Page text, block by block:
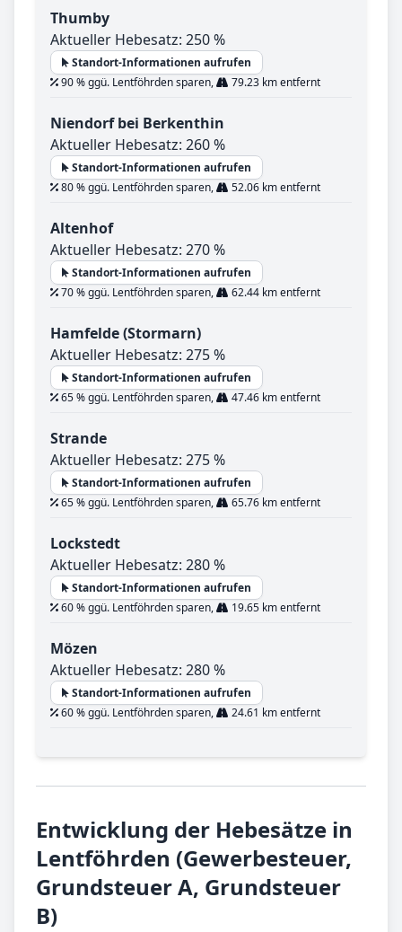
Thumby
Aktueller Hebesatz: 250 %
Standort-Informationen aufrufen
90 % ggü. Lentföhrden sparen,
79.23 km entfernt
Niendorf bei Berkenthin
Aktueller Hebesatz: 260 %
Standort-Informationen aufrufen
80 % ggü. Lentföhrden sparen,
52.06 km entfernt
Altenhof
Aktueller Hebesatz: 270 %
Standort-Informationen aufrufen
70 % ggü. Lentföhrden sparen,
62.44 km entfernt
Hamfelde (Stormarn)
Aktueller Hebesatz: 275 %
Standort-Informationen aufrufen
65 % ggü. Lentföhrden sparen,
47.46 km entfernt
Strande
Aktueller Hebesatz: 275 %
Standort-Informationen aufrufen
65 % ggü. Lentföhrden sparen,
65.76 km entfernt
Lockstedt
Aktueller Hebesatz: 280 %
Standort-Informationen aufrufen
60 % ggü. Lentföhrden sparen,
19.65 km entfernt
Mözen
Aktueller Hebesatz: 280 %
Standort-Informationen aufrufen
60 % ggü. Lentföhrden sparen,
24.61 km entfernt
Entwicklung der Hebesätze in
Lentföhrden (Gewerbesteuer,
Grundsteuer A, Grundsteuer
B)